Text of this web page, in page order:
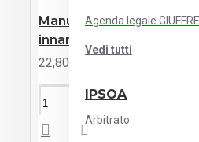
Agenda legale
Vedi tutti
IPSOA
Arbitrato
Manuale pratico del
innanzi al giudice di pace
22,80 €
ACQUISTA